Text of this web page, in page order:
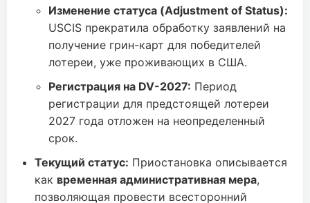
Изменение статуса (Adjustment of Status):
USCIS прекратила обработку заявлений на
получение грин-карт для победителей
лотереи, уже проживающих в США.
Регистрация на DV-2027: Период
регистрации для предстоящей лотереи
2027 года отложен на неопределенный
срок.
Текущий статус: Приостановка описывается
как временная административная мера,
позволяющая провести всесторонний